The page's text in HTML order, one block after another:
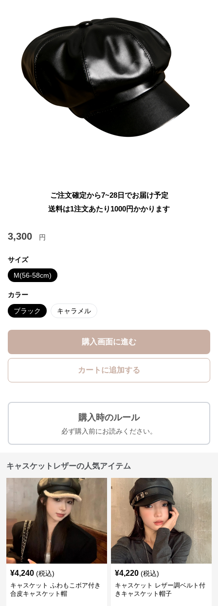
ご注文確定から7~28日でお届け予定
送料は1注文あたり 1000円かかります
3,300 円
サイズ
M(56-58cm)
カラー
ブラック キャラメル
購入画面に進む
カートに追加する
購入時のルール
必ず購入前にお読みください。
キャスケットレザーの人気アイテム
¥4,240 (税込)
キャスケット ふわもこボア付き
合皮キャスケット帽
¥4,220 (税込)
キャスケット レザー調ベルト付
きキャスケット帽子